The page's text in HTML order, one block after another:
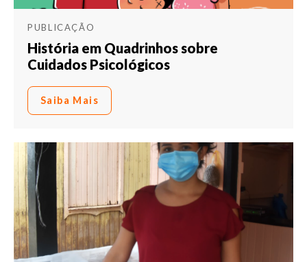
PUBLICAÇÃO
História em Quadrinhos sobre
Cuidados Psicológicos
Saiba Mais